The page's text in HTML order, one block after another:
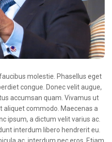
molestie. Phasellus eget
congue. Donec velit augue,
accumsan quam. Vivamus ut
aliquet commodo. Maecenas a
ipsum, a dictum velit varius ac.
interdum libero hendrerit eu.
ac, interdum nec eros. Etiam